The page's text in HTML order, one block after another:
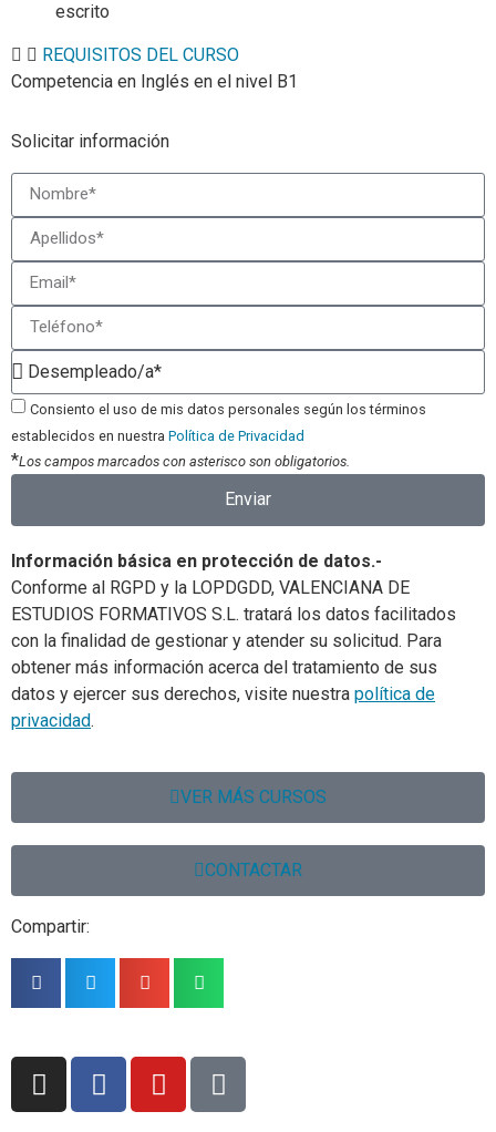
escrito
REQUISITOS DEL CURSO
Competencia en Inglés en el nivel B1
Solicitar información
Consiento el uso de mis datos personales según los términos
establecidos en nuestra Política de Privacidad
*Los campos marcados con asterisco son obligatorios.
Enviar
Información básica en protección de datos.-
Conforme al RGPD y la LOPDGDD, VALENCIANA DE
ESTUDIOS FORMATIVOS S.L. tratará los datos facilitados
con la finalidad de gestionar y atender su solicitud. Para
obtener más información acerca del tratamiento de sus
datos y ejercer sus derechos, visite nuestra política de
privacidad.
VER MÁS CURSOS
CONTACTAR
Compartir: